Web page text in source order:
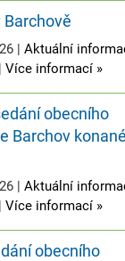
| Aktuální
| Více informací »
obecního
Barchov
| Aktuální
| Více informací »
obecního